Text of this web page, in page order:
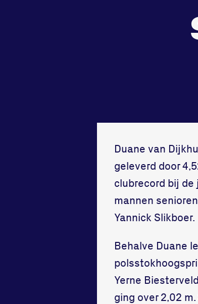
Running
Duane van
geleverd door
clubrecord bij de
mannen
Yannick Slikboer.
Behalve Duane
Yerne
ging over 2,02